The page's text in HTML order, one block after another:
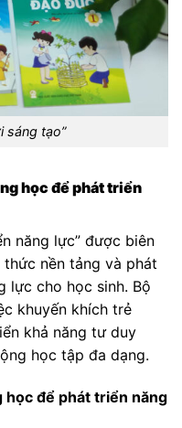
sáng tạo”
học để phát triển
năng lực” được biên
nền tảng và phát
lực cho học sinh. Bộ
khuyến khích trẻ
khả năng tư duy
học tập đa dạng.
học để phát triển năng